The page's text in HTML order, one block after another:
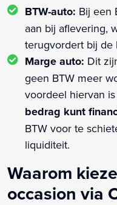
BTW-auto: Bij een
aan bij aflevering,
terugvordert bij de
Marge auto: Dit
geen BTW meer
voordeel hiervan
bedrag kunt
BTW voor te
liquiditeit.
Waarom
occasion via